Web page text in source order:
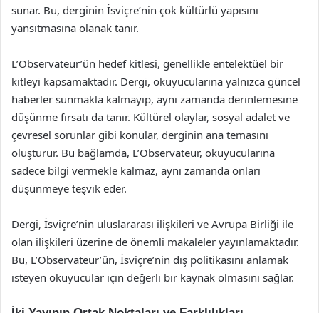
sunar. Bu, derginin İsviçre’nin çok kültürlü yapısını
yansıtmasına olanak tanır.
L’Observateur’ün hedef kitlesi, genellikle entelektüel bir
kitleyi kapsamaktadır. Dergi, okuyucularına yalnızca güncel
haberler sunmakla kalmayıp, aynı zamanda derinlemesine
düşünme fırsatı da tanır. Kültürel olaylar, sosyal adalet ve
çevresel sorunlar gibi konular, derginin ana temasını
oluşturur. Bu bağlamda, L’Observateur, okuyucularına
sadece bilgi vermekle kalmaz, aynı zamanda onları
düşünmeye teşvik eder.
Dergi, İsviçre’nin uluslararası ilişkileri ve Avrupa Birliği ile
olan ilişkileri üzerine de önemli makaleler yayınlamaktadır.
Bu, L’Observateur’ün, İsviçre’nin dış politikasını anlamak
isteyen okuyucular için değerli bir kaynak olmasını sağlar.